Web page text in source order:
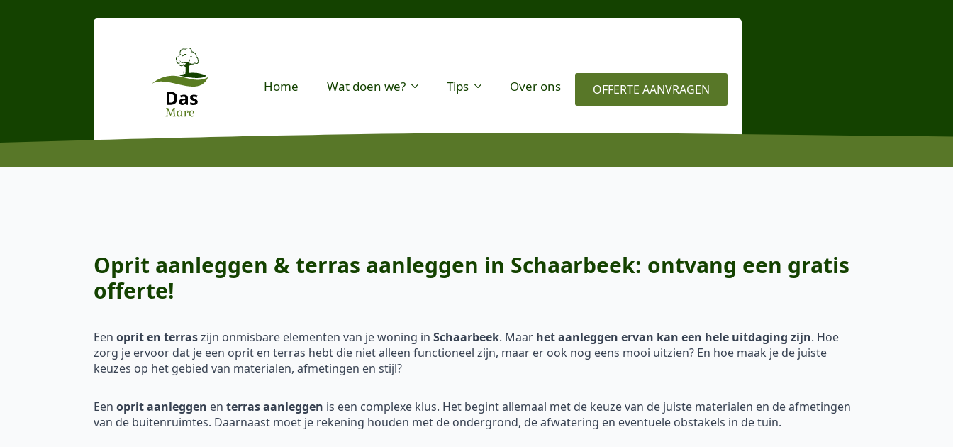
Home Wat doen we? Tips Over ons OFFERTE AANVRAGEN
Oprit aanleggen & terras aanleggen in Schaarbeek: ontvang een gratis
offerte!
Een oprit en terraszijn onmisbare elementen van je woning in Schaarbeek. Maar het aanleggen ervan kan een hele uitdaging zijn. Hoe
zorg je ervoor dat je een oprit en terras hebt die niet alleen functioneel zijn, maar er ook nog eens mooi uitzien? En hoe maak je de juiste
keuzes op het gebied van materialen, afmetingen en stijl?
Een oprit aanleggen en terras aanleggen is een complexe klus. Het begint allemaal met de keuze van de juiste materialen en de afmetingen
van de buitenruimtes. Daarnaast moet je rekening houden met de ondergrond, de afwatering en eventuele obstakels in de tuin.